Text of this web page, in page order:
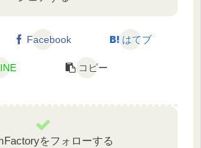
Facebook はてブ
コピー
をフォローする